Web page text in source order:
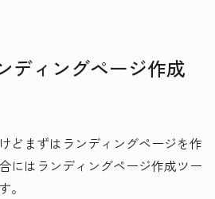
ディングページ作成
どまずはランディングページを作
にはランディングページ作成ツー
。